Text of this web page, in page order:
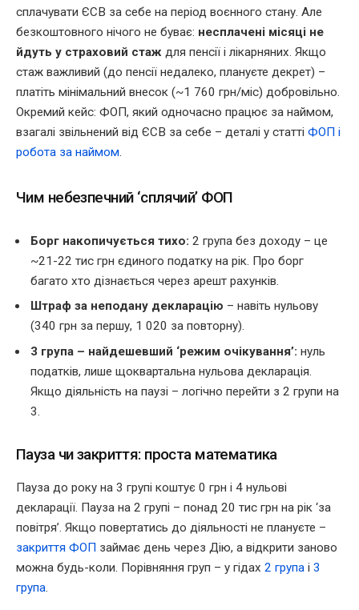
сплачувати ЄСВ за себе на період воєнного стану. Але
безкоштовного нічого не буває: несплачені місяці не
йдуть у страховий стаж для пенсії і лікарняних. Якщо
стаж важливий (до пенсії недалеко, плануєте декрет) –
платіть мінімальний внесок (~1 760 грн/міс) добровільно.
Окремий кейс: ФОП, який одночасно працює за наймом,
взагалі звільнений від ЄСВ за себе – деталі у статті ФОП і
робота за наймом.
Чим небезпечний ‘сплячий’ ФОП
Борг накопичується тихо: 2 група без доходу – це
~21-22 тис грн єдиного податку на рік. Про борг
багато хто дізнається через арешт рахунків.
Штраф за неподану декларацію – навіть нульову
(340 грн за першу, 1 020 за повторну).
3 група – найдешевший ‘режим очікування’: нуль
податків, лише щоквартальна нульова декларація.
Якщо діяльність на паузі – логічно перейти з 2 групи на
3.
Пауза чи закриття: проста математика
Пауза до року на 3 групі коштує 0 грн і 4 нульові
декларації. Пауза на 2 групі – понад 20 тис грн на рік ‘за
повітря’. Якщо повертатись до діяльності не плануєте –
закриття ФОП займає день через Дію, а відкрити заново
можна будь-коли. Порівняння груп – у гідах 2 група і 3
група.